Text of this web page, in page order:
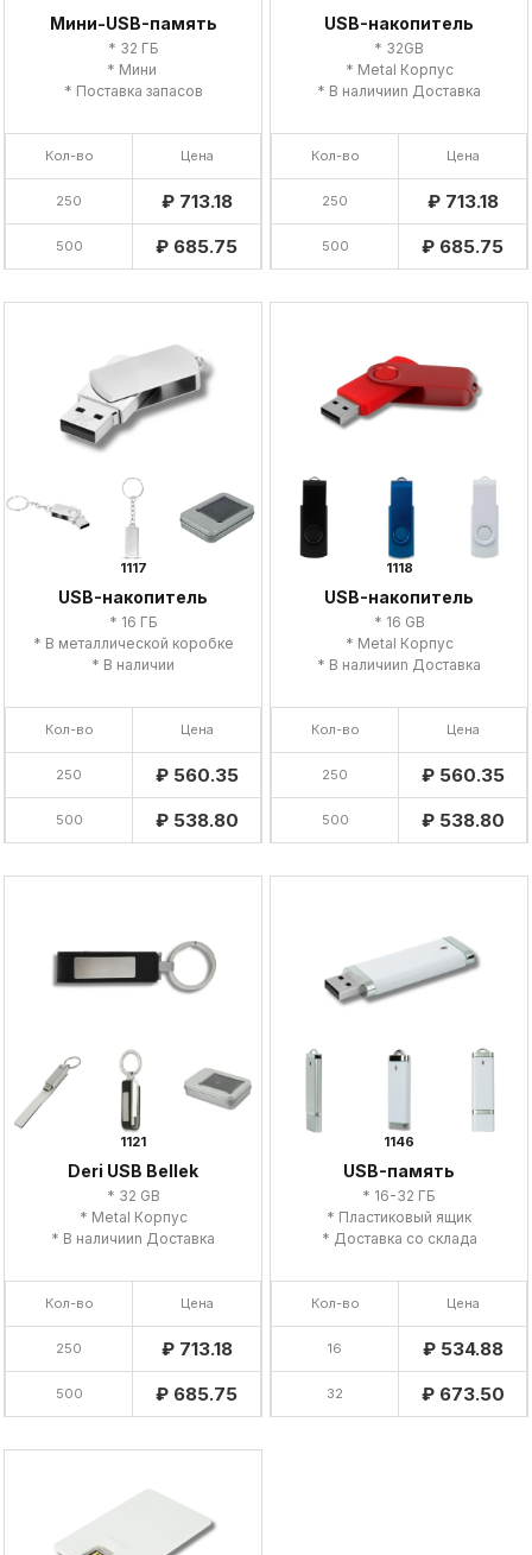
Мини-USB-память
* 32 ГБ
* Мини
* Поставка запасов
Кол-во Цена
250 ₽ 713.18
500 ₽ 685.75
USB-накопитель
* 32GB
* Metal Корпус
* В наличииn Доставка
Кол-во Цена
250 ₽ 713.18
500 ₽ 685.75
1117
USB-накопитель
* 16 ГБ
* В металлической коробке
* В наличии
Кол-во Цена
250 ₽ 560.35
500 ₽ 538.80
1118
USB-накопитель
* 16 GB
* Metal Корпус
* В наличииn Доставка
Кол-во Цена
250 ₽ 560.35
500 ₽ 538.80
1121
Deri USB Bellek
* 32 GB
* Metal Корпус
* В наличииn Доставка
Кол-во Цена
250 ₽ 713.18
500 ₽ 685.75
1146
USB-память
* 16-32 ГБ
* Пластиковый ящик
* Доставка со склада
Кол-во Цена
16 ₽ 534.88
32 ₽ 673.50